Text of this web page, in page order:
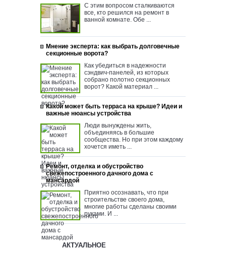
С этим вопросом сталкиваются
все, кто решился на ремонт в
ванной комнате. Обе ...
Мнение эксперта: как выбрать долговечные
секционные ворота?
Как убедиться в надежности
сэндвич-панелей, из которых
собрано полотно секционных
ворот? Какой материал ...
Какой может быть терраса на крыше? Идеи и
важные нюансы устройства
Люди вынуждены жить,
объединяясь в большие
сообщества. Но при этом каждому
хочется иметь ...
Ремонт, отделка и обустройство
свежепостроенного дачного дома с
мансардой
Приятно осознавать, что при
строительстве своего дома,
многие работы сделаны своими
руками. И ...
АКТУАЛЬНОЕ